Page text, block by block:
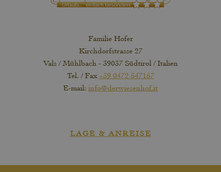
Familie Hofer
Kirchdorfstrasse 27
Vals / Mühlbach - 39037 Südtirol / Italien
Tel. / Fax +39 0472 547157
E-mail: info@derwiesenhof.it
LAGE & ANREISE